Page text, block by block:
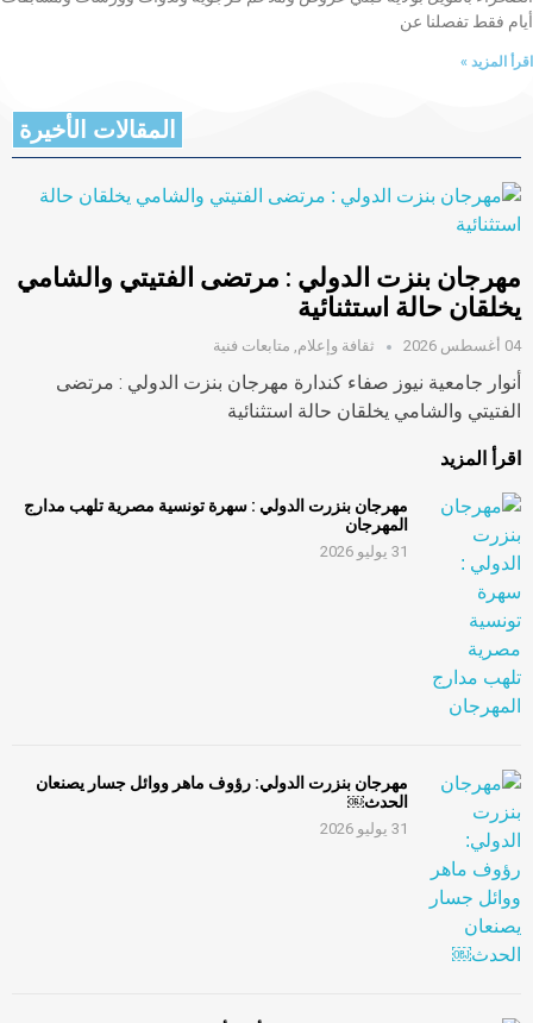
أيام فقط تفصلنا عن
اقرأ المزيد »
المقالات الأخيرة
مهرجان بنزت الدولي : مرتضى الفتيتي والشامي
يخلقان حالة استثنائية
04 أغسطس 2026 ثقافة وإعلام, متابعات فنية
أنوار جامعية نيوز صفاء كندارة مهرجان بنزت الدولي : مرتضى
الفتيتي والشامي يخلقان حالة استثنائية
اقرأ المزيد
مهرجان بنزرت الدولي : سهرة تونسية مصرية تلهب مدارج
المهرجان
31 يوليو 2026
مهرجان بنزرت الدولي: رؤوف ماهر ووائل جسار يصنعان
الحدث￼
31 يوليو 2026